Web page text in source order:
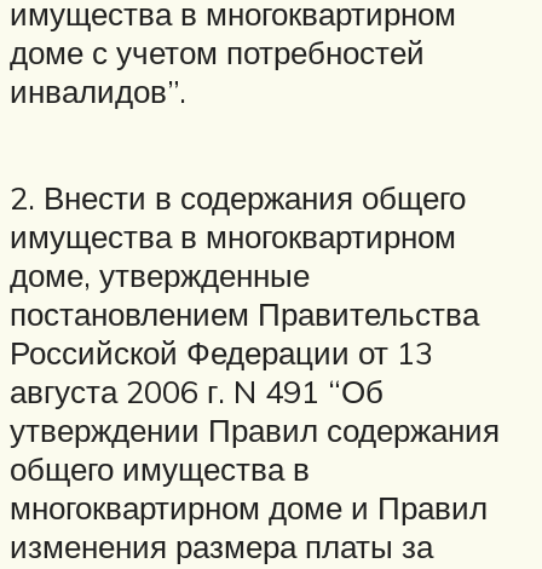
имущества в многоквартирном
доме с учетом потребностей
инвалидов”.
2. Внести в содержания общего
имущества в многоквартирном
доме, утвержденные
постановлением Правительства
Российской Федерации от 13
августа 2006 г. N 491 “Об
утверждении Правил содержания
общего имущества в
многоквартирном доме и Правил
изменения размера платы за